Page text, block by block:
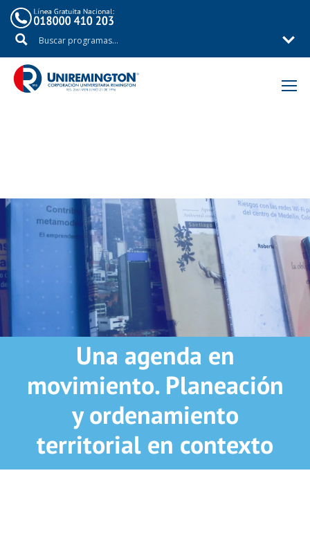
Inicio
Fondo Editorial Remington – FER
Libros producto de investigación
Una agenda en
movimiento. Planeación
y ordenamiento
territorial en contexto